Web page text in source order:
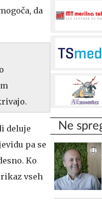
da
deluje
pa se
Ko
vseh
Ne